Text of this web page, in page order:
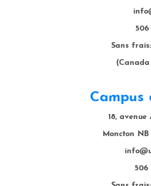
506
Sans
(Canada
Campus
18,
Moncton NB
506